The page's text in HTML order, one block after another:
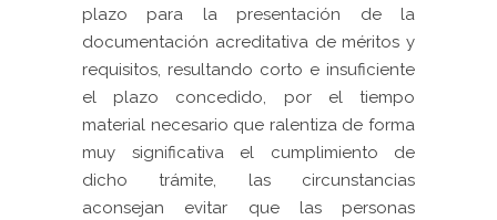
plazo para la presentación de la
documentación acreditativa de méritos y
requisitos, resultando corto e insuficiente
el plazo concedido, por el tiempo
material necesario que ralentiza de forma
muy significativa el cumplimiento de
dicho trámite, las circunstancias
aconsejan evitar que las personas